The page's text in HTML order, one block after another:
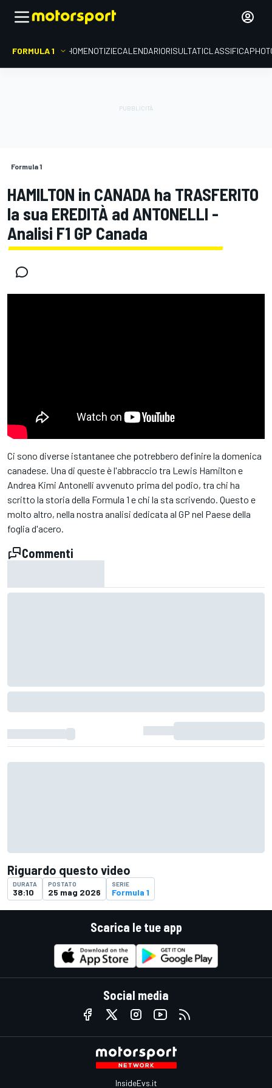
FORMULA 1 HOMENOTIZIECALENDARIORISULTATICLASSIFICA
Formula 1
HAMILTON in CANADA ha TRASFERITO
la sua EREDITÀ ad ANTONELLI -
Analisi F1 GP Canada
Ci sono diverse istantanee che potrebbero definire la domenica
canadese. Una di queste è l'abbraccio tra Lewis Hamilton e
Andrea Kimi Antonelli avvenuto prima del podio, tra chi ha
scritto la storia della Formula 1 e chi la sta scrivendo. Questo e
molto altro, nella nostra analisi dedicata al GP nel Paese della
foglia d'acero.
Commenti
Riguardo questo video
DURATA
38:10
POSTATO
25 mag 2026
SERIE
Formula 1
Scarica le tue app
Social media
InsideEvs.it